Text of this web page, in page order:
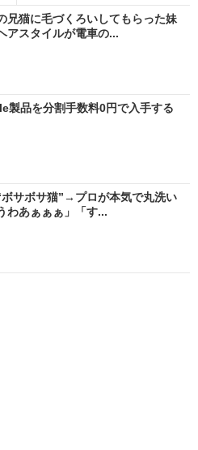
兄猫に毛づくろいしてもらった妹
アスタイルが電車の...
製品を分割手数料0円で入手する
サボサ猫”→プロが本気で丸洗い
あぁぁぁ」「す...